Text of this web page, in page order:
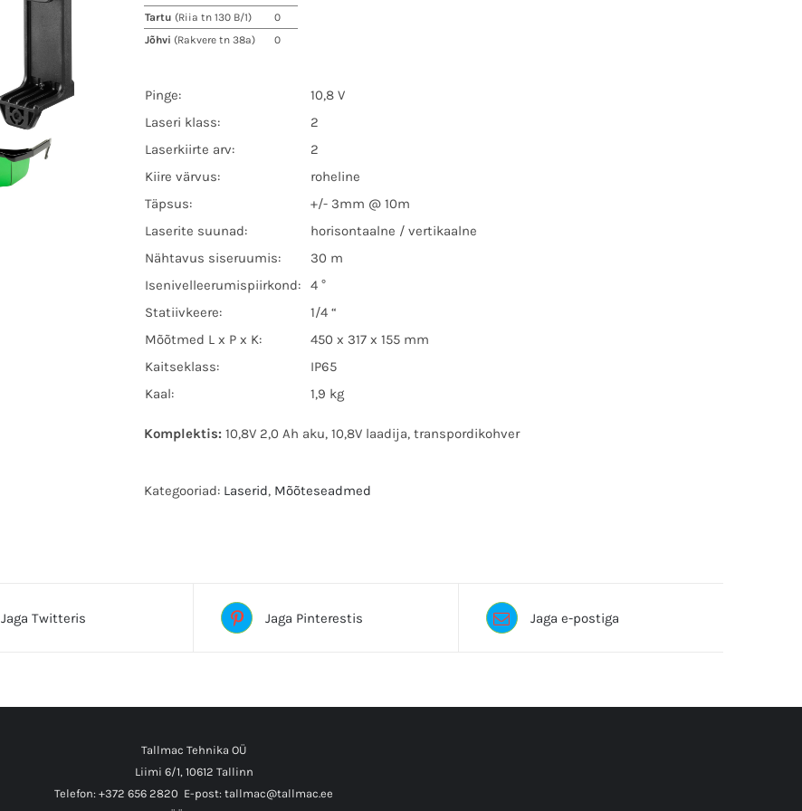
Tartu (Riia tn 130 B/1)
0
Jõhvi (Rakvere tn 38a) 0
Pinge:
10,8 V
Laseri klass:
2
Laserkiirte arv:
2
Kiire värvus:
roheline
Täpsus:
+/- 3mm @ 10m
Laserite suunad:
horisontaalne / vertikaalne
Nähtavus siseruumis:
30 m
Isenivelleerumispiirkond:
4 °
Statiivkeere:
1/4 “
Mõõtmed L x P x K:
450 x 317 x 155 mm
Kaitseklass:
IP65
Kaal:
1,9 kg
Komplektis: 10,8V 2,0 Ah aku, 10,8V laadija, transpordikohver
Kategooriad: Laserid, Mõõteseadmed
Jaga Twitteris Jaga Pinterestis Jaga e-postiga
Tallmac Tehnika OÜ
Liimi 6/1, 10612 Tallinn
Telefon: +372 656 2820 E-post: tallmac@tallmac.ee